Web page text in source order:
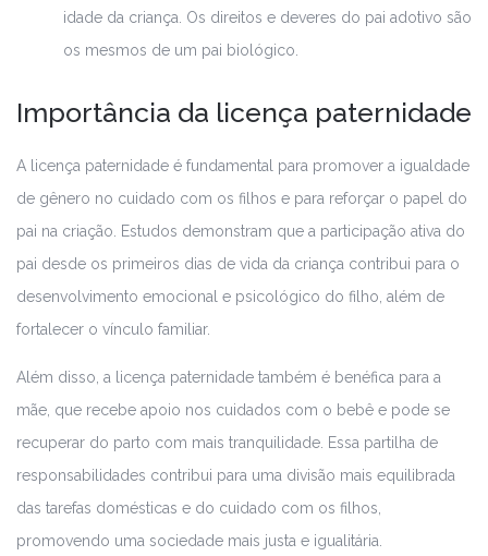
idade da criança. Os direitos e deveres do pai adotivo são
os mesmos de um pai biológico.
Importância da licença paternidade
A licença paternidade é fundamental para promover a igualdade
de gênero no cuidado com os filhos e para reforçar o papel do
pai na criação. Estudos demonstram que a participação ativa do
pai desde os primeiros dias de vida da criança contribui para o
desenvolvimento emocional e psicológico do filho, além de
fortalecer o vínculo familiar.
Além disso, a licença paternidade também é benéfica para a
mãe, que recebe apoio nos cuidados com o bebê e pode se
recuperar do parto com mais tranquilidade. Essa partilha de
responsabilidades contribui para uma divisão mais equilibrada
das tarefas domésticas e do cuidado com os filhos,
promovendo uma sociedade mais justa e igualitária.